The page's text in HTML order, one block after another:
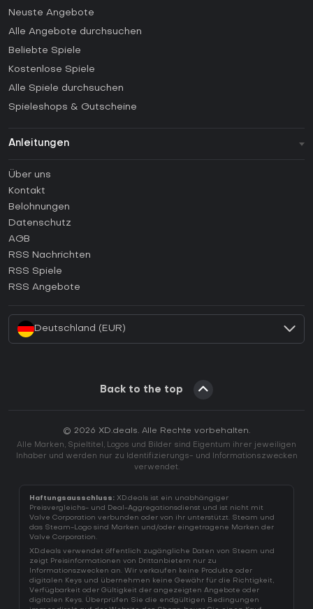
Neuste Angebote
Alle Angebote durchsuchen
Beliebte Spiele
Kostenlose Spiele
Alle Spiele durchsuchen
Spieleshops & Gutscheine
Anleitungen
Anleitungen
Wie aktiviert man einen Steam CD Key?
Wie aktiviert man einen Epic Games CD Key?
Wie aktiviert man einen GOG CD Key?
Wie aktiviert man einen Ubisoft Connect CD Key?
Über uns
Kontakt
Belohnungen
Datenschutz
AGB
RSS Nachrichten
RSS Spiele
RSS Angebote
Deutschland (EUR)
Back to the top
© 2026 XD.deals. Alle Rechte vorbehalten.
Alle Marken, Spieltitel, Logos und Bilder sind Eigentum ihrer jeweiligen
Inhaber und werden nur zu Identifizierungs- und Informationszwecken
verwendet.
Haftungsausschluss: XD.deals ist ein unabhängiger
Preisvergleichs- und Deal-Aggregationsdienst und ist nicht mit
Valve Corporation verbunden oder von ihr unterstützt. Steam und
das Steam-Logo sind Marken und/oder eingetragene Marken der
Valve Corporation.
XD.deals verwendet öffentlich zugängliche Daten von Steam und
zeigt Preisinformationen von Drittanbietern nur zu
Informationszwecken an. Wir verkaufen keine Produkte oder
digitalen Keys und übernehmen keine Gewähr für die Richtigkeit,
Verfügbarkeit oder Gültigkeit der angezeigten Angebote oder
digitalen Keys. Überprüfen Sie die endgültigen Bedingungen